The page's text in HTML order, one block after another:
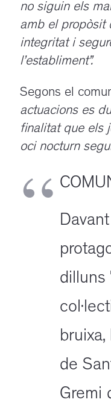
no siguin els
amb el propòsit
integritat i
l’establiment”.
Segons el
actuacions es
finalitat que els
oci nocturn
dilluns
de
Gremi